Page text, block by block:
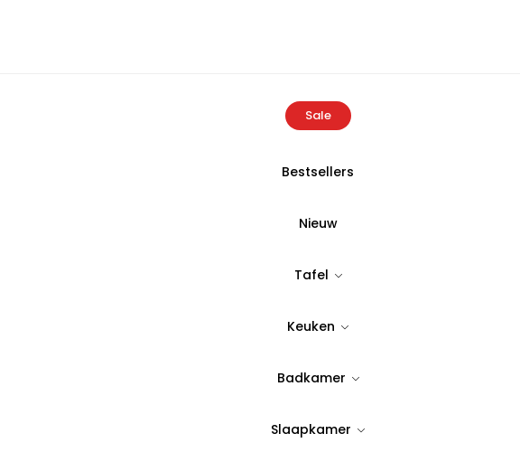
Sale
Bestsellers
Nieuw
Tafel
Keuken
Badkamer
Slaapkamer
BRICARD
Tijdloos & stijlvol design
11,95